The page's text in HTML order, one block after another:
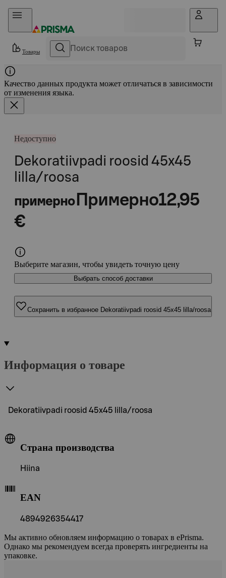
Прыгать в контент
Товары
Качество данных продукта может отличаться в зависимости
от изменения языка.
Недоступно
Dekoratiivpadi roosid 45x45
lilla/roosa
примерно Примерно12,95
€
Выберите магазин, чтобы увидеть точную цену
Выбрать способ доставки
Сохранить в избранное Dekoratiivpadi roosid 45x45 lilla/roosa
Информация о товаре
Dekoratiivpadi roosid 45x45 lilla/roosa
Страна производства
Hiina
EAN
4894926354417
Мы активно обновляем информацию о товарах в ePrisma.
Однако мы рекомендуем всегда проверять ингредиенты на
упаковке.